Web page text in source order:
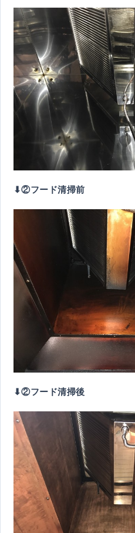
⬇︎②フード清掃前
⬇︎②フード清掃後